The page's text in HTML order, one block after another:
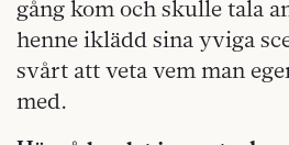
gång kom och skulle tala
henne iklädd sina yviga
svårt att veta vem man
med.